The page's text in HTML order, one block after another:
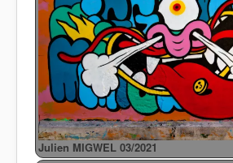
Julien MIGWEL 03/2021